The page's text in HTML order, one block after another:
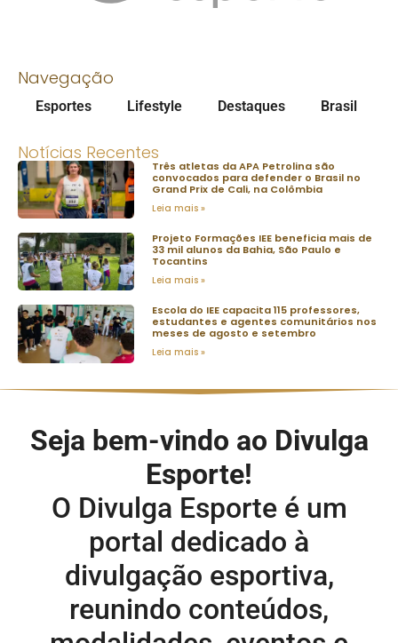
Navegação
Esportes Lifestyle Destaques Brasil
Notícias Recentes
Três atletas da APA Petrolina são
convocados para defender o Brasil no
Grand Prix de Cali, na Colômbia
Leia mais »
Projeto Formações IEE beneficia mais de
33 mil alunos da Bahia, São Paulo e
Tocantins
Leia mais »
Escola do IEE capacita 115 professores,
estudantes e agentes comunitários nos
meses de agosto e setembro
Leia mais »
Seja bem-vindo ao Divulga
Esporte!
O Divulga Esporte é um
portal dedicado à
divulgação esportiva,
reunindo conteúdos,